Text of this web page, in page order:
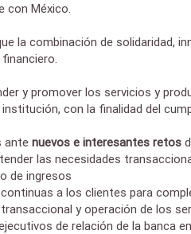
con México.
la combinación de solidaridad,
y promover los servicios y
con la finalidad del
ante nuevos e interesantes retos
las necesidades
de ingresos
a los clientes para
y operación de los
de relación de la banca